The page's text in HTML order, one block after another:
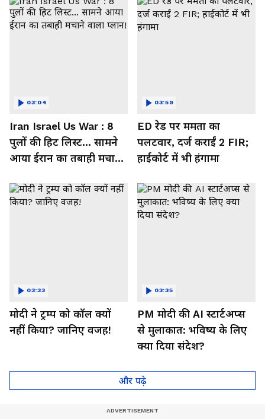
Iran Israel Us War : 8
पुलों की हिट लिस्ट... सामने
आया ईरान का तबाही मचाने
03:04
ED रेड पर ममता का
पलटवार, दर्ज कराईं 2 FIR;
हाईकोर्ट में भी हंगामा
03:59
मोदी ने ट्रम्प को कॉल क्यों
नहीं किया? जानिए वजह!
03:33
PM मोदी की AI स्टार्टअप्स
से मुलाकात: भविष्य के लिए
क्या दिया संदेश?
03:35
और पढ़े